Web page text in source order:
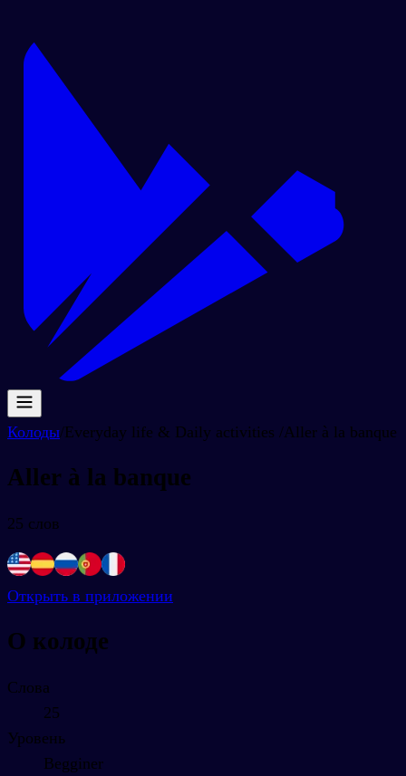
Колоды/Everyday life & Daily activities /Aller à la banque
Aller à la banque
25 слов
Открыть в приложении
О колоде
Слова
25
Уровень
Begginer